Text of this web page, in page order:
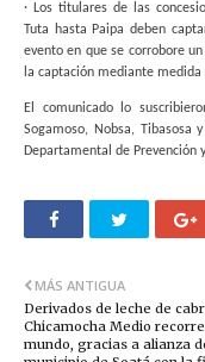
· Los titulares de las
Tuta hasta Paipa deben
evento en que se corrobore
la captación mediante medida
El comunicado lo
Sogamoso, Nobsa, Tibasosa
Departamental de Prevención
MÁS ANTIGUA
Derivados de leche de
Chicamocha Medio
mundo, gracias a alianza